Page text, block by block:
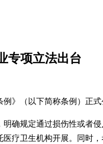
专项立法出台
》（以下简称条例）正
明确规定通过损伤性或
疗卫生机构开展。同时